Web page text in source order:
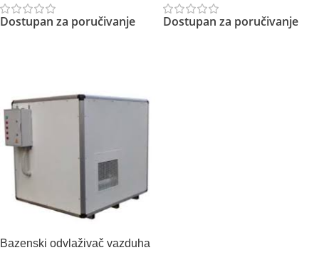
Dostupan za poručivanje
Dostupan za poručivanje
Bazenski odvlaživač vazduha